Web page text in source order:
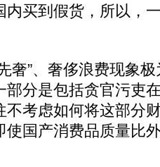
内买到假货，所以，
”、奢侈浪费现象极
部分是包括贪官污吏
不考虑如何将这部分
使国产消费品质量比